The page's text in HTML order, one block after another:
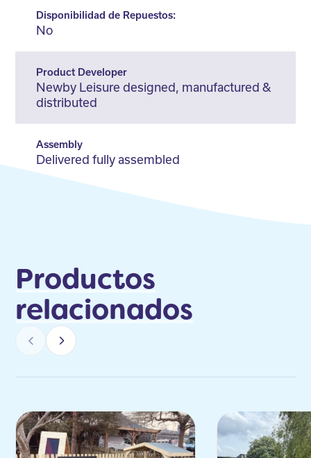
Disponibilidad de Repuestos:
No
Product Developer
Newby Leisure designed, manufactured &
distributed
Assembly
Delivered fully assembled
Productos
relacionados